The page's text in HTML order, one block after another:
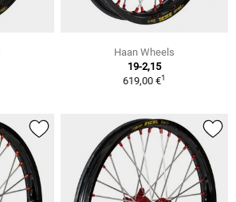
Haan Wheels
19-2,15
619,00 €1